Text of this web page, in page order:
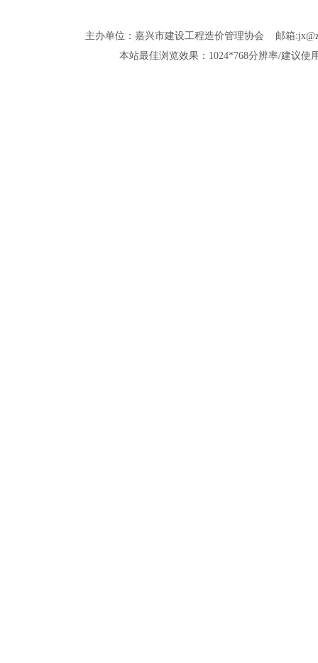
主办单位：嘉兴市建设工程造价管理协会 邮箱
本站最佳浏览效果：1024*768分辨率/建议